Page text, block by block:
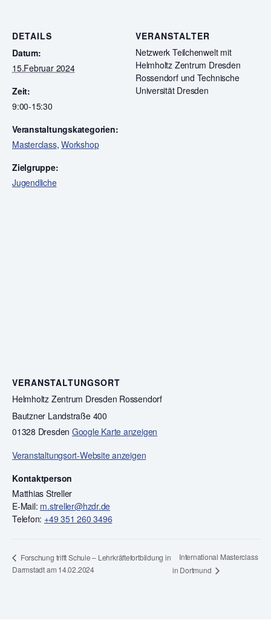
DETAILS
Datum:
15.Februar 2024
Zeit:
9:00-15:30
Veranstaltungskategorien:
Masterclass,Workshop
Zielgruppe:
Jugendliche
VERANSTALTER
Netzwerk Teilchenwelt mit
Helmholtz Zentrum Dresden
Rossendorf und Technische
Universität Dresden
VERANSTALTUNGSORT
Helmholtz Zentrum Dresden Rossendorf
Bautzner Landstraße 400
01328 Dresden Google Karte anzeigen
Veranstaltungsort-Website anzeigen
Kontaktperson
Matthias Streller
E-Mail: m.streller@hzdr.de
Telefon: +49 351 260 3496
Forschung trifft Schule – Lehrkräftefortbildung in
Darmstadt am 14.02.2024
International Masterclass
in Dortmund